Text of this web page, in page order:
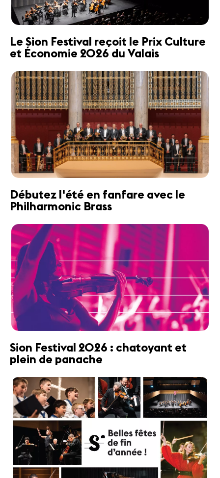
Le Sion Festival reçoit le Prix Culture
et Économie 2026 du Valais
Débutez l'été en fanfare avec le
Philharmonic Brass
Sion Festival 2026 : chatoyant et
plein de panache